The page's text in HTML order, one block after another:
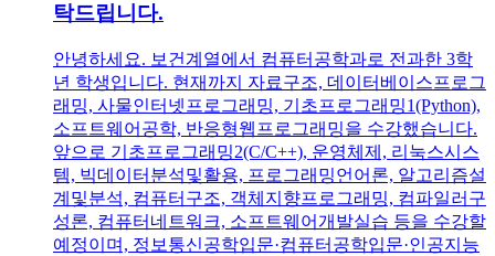
탁드립니다.
안녕하세요. 보건계열에서 컴퓨터공학과로 전과한 3학
년 학생입니다. 현재까지 자료구조, 데이터베이스프로그
래밍, 사물인터넷프로그래밍, 기초프로그래밍1(Python),
소프트웨어공학, 반응형웹프로그래밍을 수강했습니다.
앞으로 기초프로그래밍2(C/C++), 운영체제, 리눅스시스
템, 빅데이터분석및활용, 프로그래밍언어론, 알고리즘설
계및분석, 컴퓨터구조, 객체지향프로그래밍, 컴파일러구
성론, 컴퓨터네트워크, 소프트웨어개발실습 등을 수강할
예정이며, 정보통신공학입문·컴퓨터공학입문·인공지능